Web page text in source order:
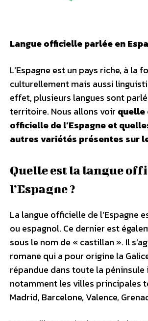
Langue officielle parlée en
L’Espagne est un pays riche, à la
culturellement mais aussi
effet, plusieurs langues sont
territoire. Nous allons voir quelle
officielle de l’Espagne et
autres variétés présentes sur
Quelle est la langue
l’Espagne ?
La langue officielle de l’Espagne
ou espagnol. Ce dernier est
sous le nom de « castillan ». Il
romane qui a pour origine la
répandue dans toute la péninsule
notamment les villes principales
Madrid, Barcelone, Valence,